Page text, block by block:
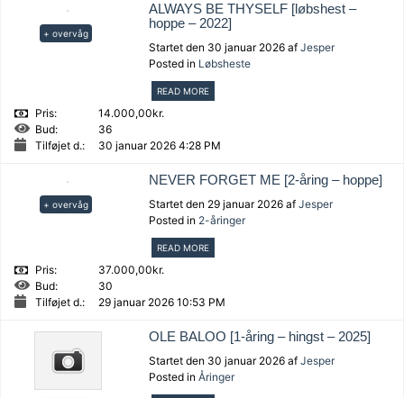
+ overvåg
ALWAYS BE THYSELF [løbshest –
hoppe – 2022]
Startet den 30 januar 2026 af Jesper
Posted in Løbsheste
READ MORE
Pris:
14.000,00kr.
Bud:
36
Tilføjet d.:
30 januar 2026 4:28 PM
+ overvåg
NEVER FORGET ME [2-åring – hoppe]
Startet den 29 januar 2026 af Jesper
Posted in 2-åringer
READ MORE
Pris:
37.000,00kr.
Bud:
30
Tilføjet d.:
29 januar 2026 10:53 PM
OLE BALOO [1-åring – hingst – 2025]
Startet den 30 januar 2026 af Jesper
Posted in Åringer